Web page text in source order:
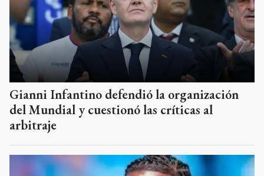
Gianni Infantino defendió la organización
del Mundial y cuestionó las críticas al
arbitraje